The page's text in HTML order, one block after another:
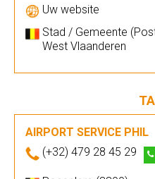
Uw website
Stad / Gemeente
West Vlaanderen
AIRPORT SERVICE PHIL
(+32) 479 28 45 29